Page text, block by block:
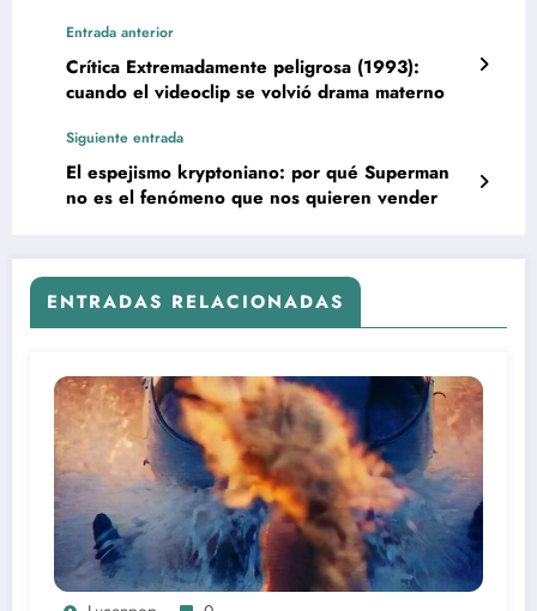
Entrada anterior
Crítica Extremadamente peligrosa (1993):
cuando el videoclip se volvió drama materno
Siguiente entrada
El espejismo kryptoniano: por qué Superman
no es el fenómeno que nos quieren vender
ENTRADAS RELACIONADAS